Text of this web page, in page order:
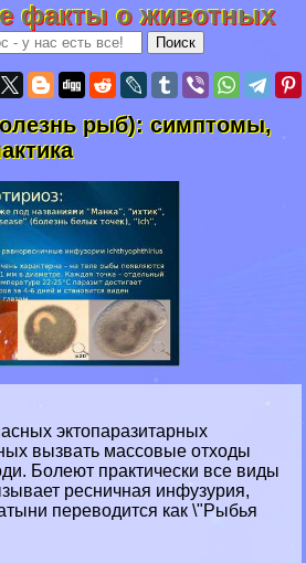
факты о животных
рыб): симптомы,
эктопаразитарных
вызвать массовые отходы
Болеют пpaктически все виды
ресничная инфузурия,
переводится как \"Рыбья